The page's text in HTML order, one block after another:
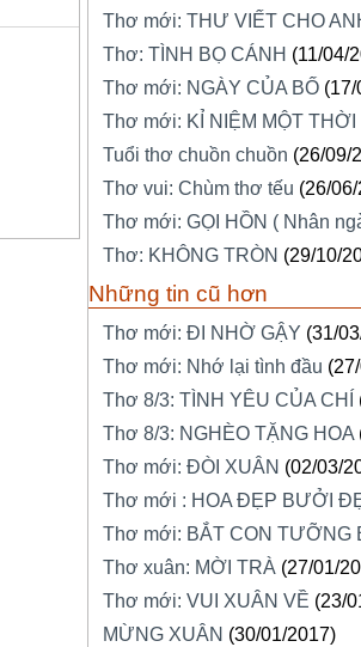
Thơ mới: THƯ VIẾT CHO
Thơ: TÌNH BỌ CÁNH (11/04/
Thơ mới: NGÀY CỦA BỐ
Thơ mới: KỈ NIỆM MỘT THỜI
Tuổi thơ chuồn chuồn (26/09/
Thơ vui: Chùm thơ tếu (26/
Thơ mới: GỌI HỒN ( Nhân
Thơ: KHÔNG TRÒN (29/10/
Những tin cũ hơn
Thơ mới: ĐI NHỜ GẬY (31/
Thơ mới: Nhớ lại tình đầu
Thơ 8/3: TÌNH YÊU CỦA CHÍ
Thơ 8/3: NGHÈO TẶNG HOA
Thơ mới: ĐÒI XUÂN (02/03/
Thơ mới : HOA ĐẸP BƯỞI
Thơ mới: BẮT CON TƯỠNG
Thơ xuân: MỜI TRÀ (27/01/
Thơ mới: VUI XUÂN VỀ (23/
MỪNG XUÂN (30/01/2017)